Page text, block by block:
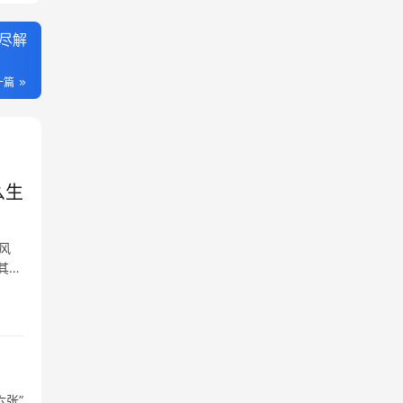
解
篇
生
下
张”